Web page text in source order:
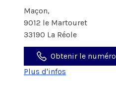
Maçon,
9012 le Martouret
33190 La Réole
Obtenir le numéro
Plus d'infos